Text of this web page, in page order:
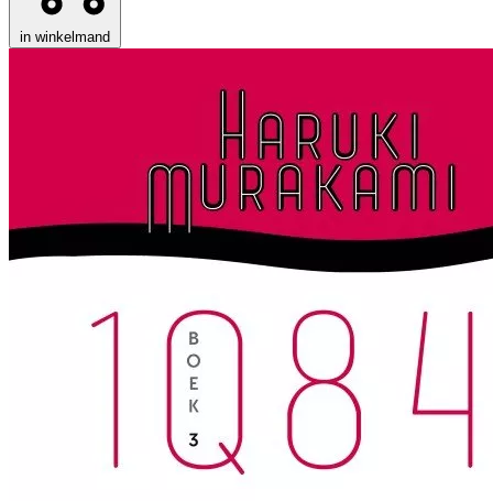
in winkelmand